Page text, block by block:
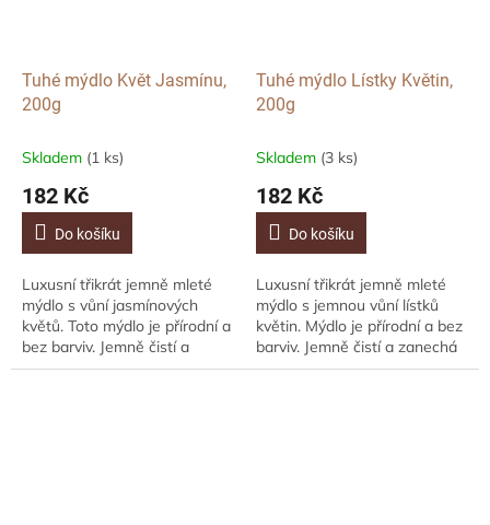
Tuhé mýdlo Květ Jasmínu,
200g
Skladem (1 ks)
182 Kč
Do košíku
Luxusní třikrát jemně mleté
mýdlo s vůní jasmínových
květů. Toto mýdlo je přírodní a
bez barviv. Jemně čistí a
zanechá pokožku krásně
Tuhé mýdlo Lístky Květin,
200g
Skladem (3 ks)
182 Kč
Do košíku
Luxusní třikrát jemně mleté
mýdlo s jemnou vůní lístků
květin. Mýdlo je přírodní a bez
barviv. Jemně čistí a zanechá
pokožku krásně